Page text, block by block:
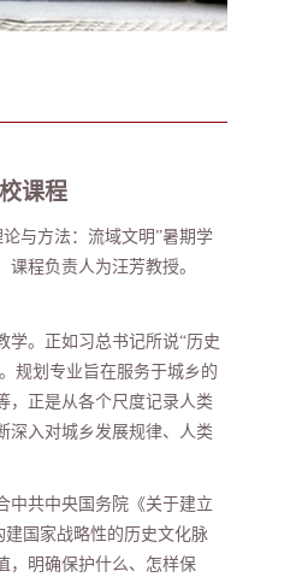
课程
与方法：流域文明”暑期学
程负责人为汪芳教授。
学。正如习总书记所说“历史
。规划专业旨在服务于城乡的
，正是从各个尺度记录人类
深入对城乡发展规律、人类
中共中央国务院《关于建立
国家战略性的历史文化脉
，明确保护什么、怎样保